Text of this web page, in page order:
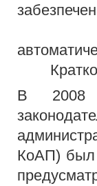
Кратко
В 2008
КоАП) был